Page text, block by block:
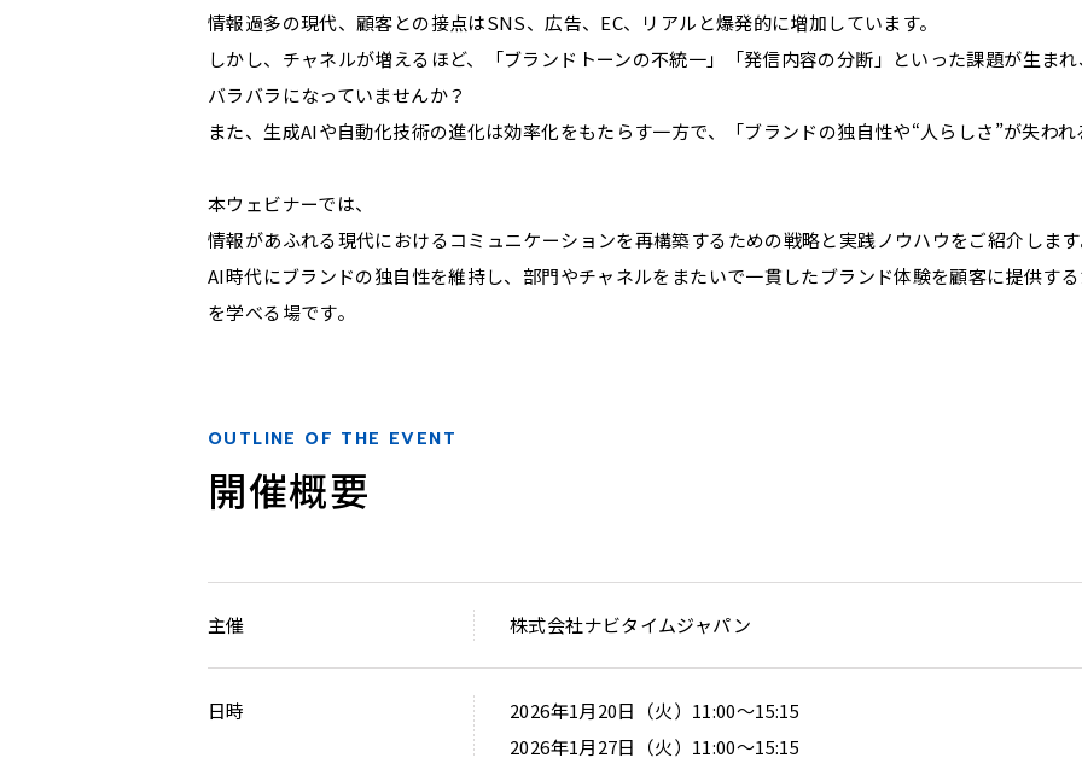
情報過多の現代、顧客との接点はSNS、広告、EC、リアルと爆発的に増加しています。
しかし、チャネルが増えるほど、「ブランドトーンの不統一」「発信内容の分断」といった課題が生ま
バラバラになっていませんか？
また、生成AIや自動化技術の進化は効率化をもたらす一方で、「ブランドの独自性や“人らしさ”が失われ
本ウェビナーでは、
情報があふれる現代におけるコミュニケーションを再構築するための戦略と実践ノウハウをご紹介します
AI時代にブランドの独自性を維持し、部門やチャネルをまたいで一貫したブランド体験を顧客に提供す
を学べる場です。
OUTLINE OF THE EVENT
開催概要
主催 株式会社ナビタイムジャパン
日時
2026年1月20日（火）11:00～15:15
2026年1月27日（火）11:00～15:15